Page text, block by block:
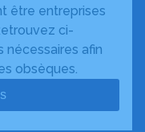
être entreprises
ci-
afin
obsèques.